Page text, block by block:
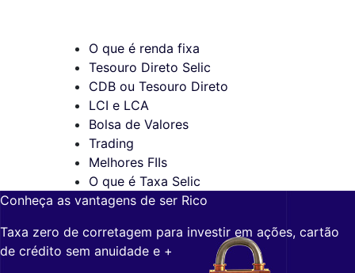
O que é renda fixa
Tesouro Direto Selic
CDB ou Tesouro Direto
LCI e LCA
Bolsa de Valores
Trading
Melhores FIIs
O que é Taxa Selic
Conheça as vantagens de ser Rico
Taxa zero de corretagem para investir em ações, cartão
de crédito sem anuidade e +